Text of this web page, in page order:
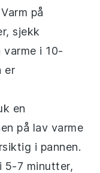
på
sjekk
i 10-
er
en
på lav varme
i pannen.
5-7 minutter,